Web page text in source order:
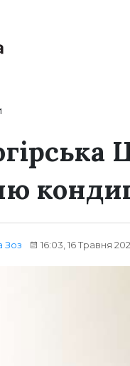
Зоз 16:03, 16 Травня